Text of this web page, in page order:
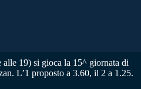
19) si gioca la 15^ giornata di
L’1 proposto a 3.60, il 2 a 1.25.